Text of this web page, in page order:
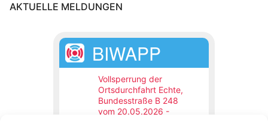
AKTUELLE MELDUNGEN
BIWAPP
Vollsperrung der
Ortsdurchfahrt Echte,
Bundesstraße B 248
vom 20.05.2026 -